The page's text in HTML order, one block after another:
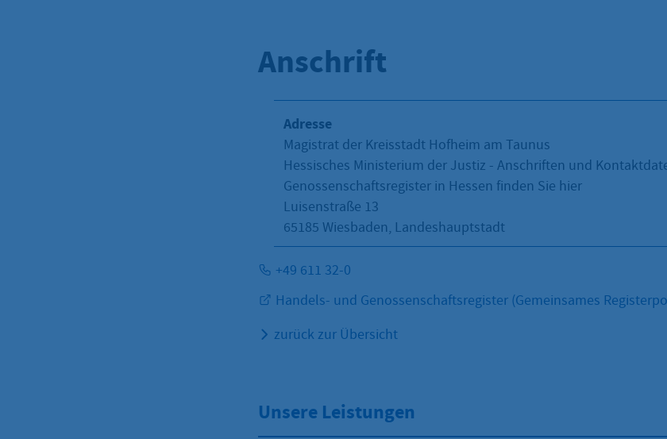
Anschrift
Adresse
Magistrat der Kreisstadt Hofheim am Taunus
Hessisches Ministerium der Justiz - Anschriften und
Genossenschaftsregister in Hessen finden Sie hier
Luisenstraße 13
65185 Wiesbaden, Landeshauptstadt
+49 611 32-0
Handels- und Genossenschaftsregister (Gemeinsames
zurück zur Übersicht
Unsere Leistungen